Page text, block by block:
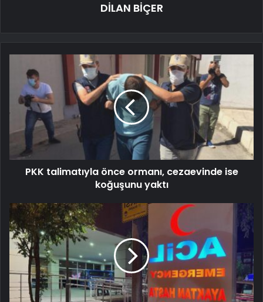
DİLAN BİÇER
PKK talimatıyla önce ormanı, cezaevinde ise
koğuşunu yaktı